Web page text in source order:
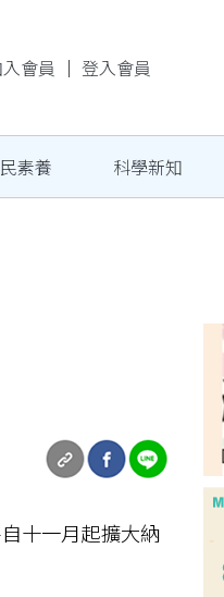
會員 ｜ 登入會員
素養 科學新知
十一月起擴大納